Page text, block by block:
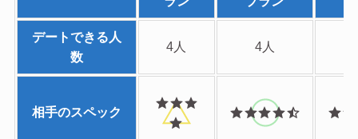
デートできる人
数
4人 4人
相手のスペック